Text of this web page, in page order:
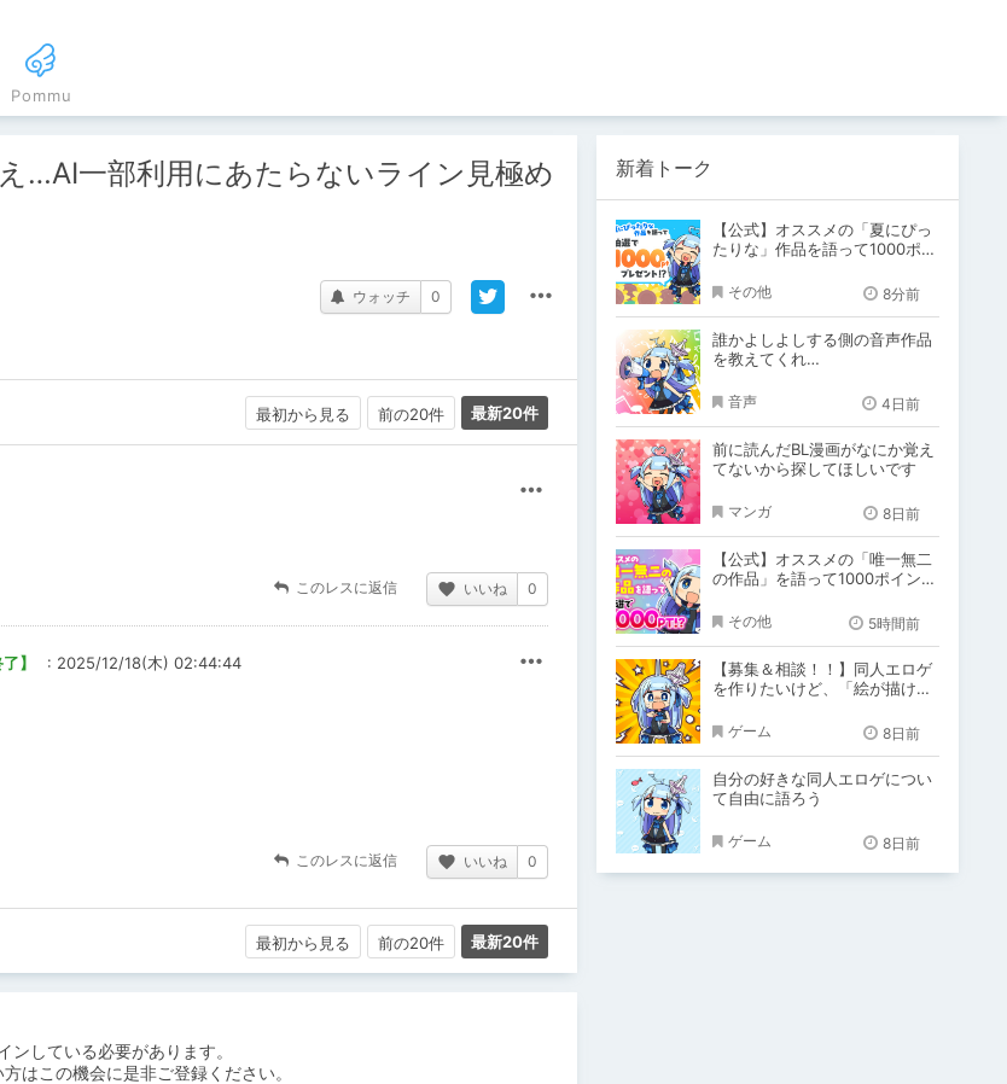
Pommu
…AI一部利用にあたらないライン見極め
ウォッチ 0
最初から見る 前の20件 最新20件
このレスに返信 いいね 0
】 : 2025/12/18(木) 02:44:44
このレスに返信 いいね 0
最初から見る 前の20件 最新20件
ンしている必要があります。
はこの機会に是非ご登録ください。
新着トーク
【公式】オススメの「夏にぴっ
たりな」作品を語って1000ポイ
その他 8分前
誰かよしよしする側の音声作品
を教えてくれ…
音声 4日前
前に読んだBL漫画がなにか覚え
てないから探してほしいです
マンガ 8日前
【公式】オススメの「唯一無二
の作品」を語って1000ポイン
その他 5時間前
【募集＆相談！！】同人エロゲ
を作りたいけど、「絵が描けな
い！」
ゲーム 8日前
自分の好きな同人エロゲについ
て自由に語ろう
ゲーム 8日前